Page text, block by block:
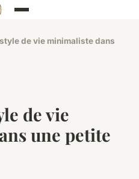
de vie minimaliste dans
de vie
une petite